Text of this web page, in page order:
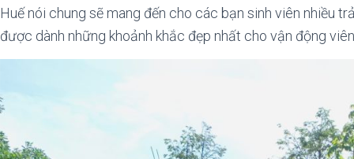
Huế nói chung sẽ mang đến cho các bạn sinh viên nhiều
được dành những khoảnh khắc đẹp nhất cho vận động